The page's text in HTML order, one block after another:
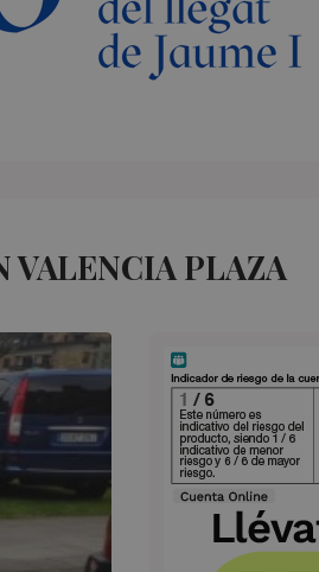
VALENCIA PLAZA